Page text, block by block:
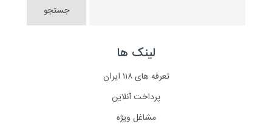
لینک ها
تعرفه های ۱۱۸ ایران
پرداخت آنلاین
مشاغل ویژه